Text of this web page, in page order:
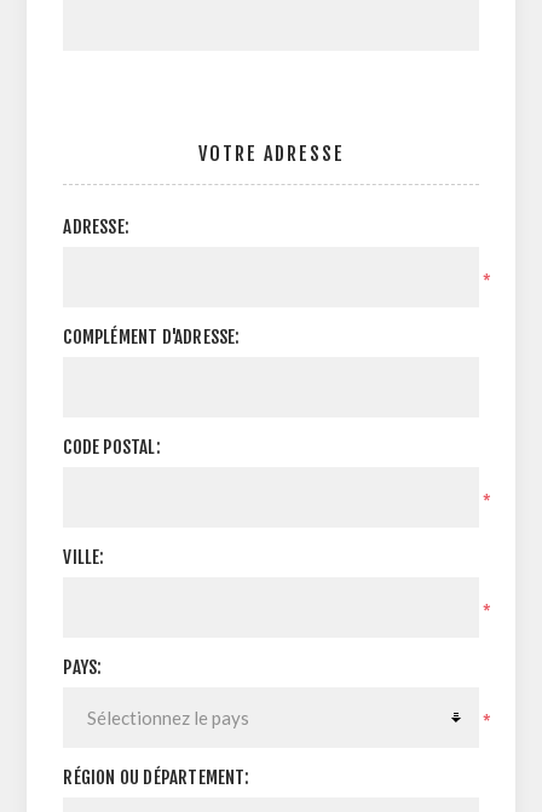
VOTRE ADRESSE
ADRESSE:
*
COMPLÉMENT D'ADRESSE:
CODE POSTAL:
*
VILLE:
*
PAYS:
*
RÉGION OU DÉPARTEMENT: